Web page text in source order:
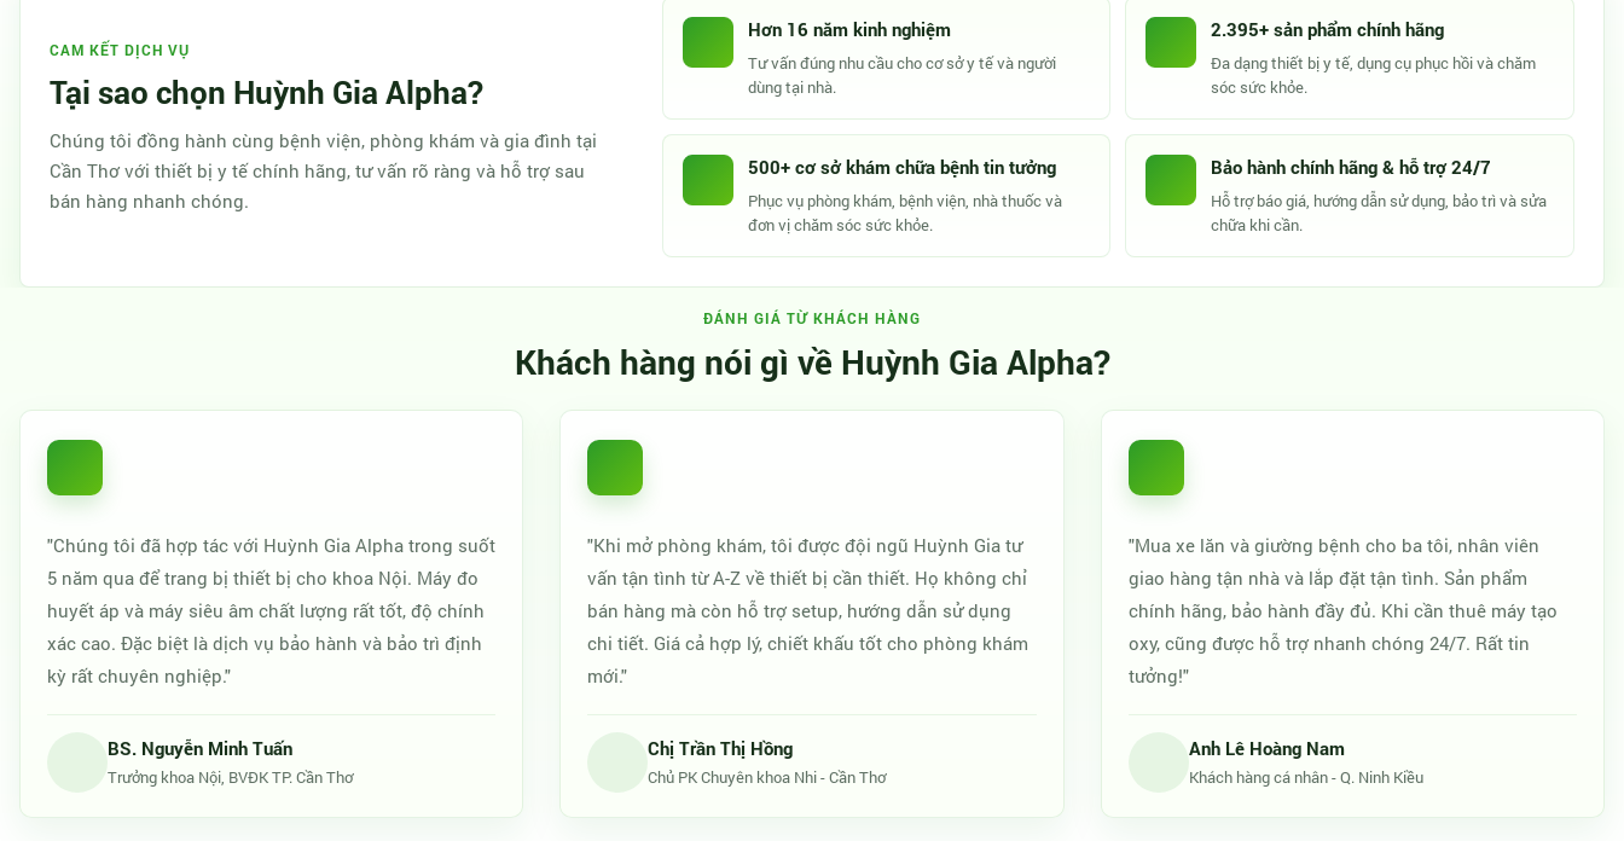
CAM KẾT DỊCH VỤ
Tại sao chọn Huỳnh Gia Alpha?
Chúng tôi đồng hành cùng bệnh viện, phòng khám và gia đình tại
Cần Thơ với thiết bị y tế chính hãng, tư vấn rõ ràng và hỗ trợ sau
bán hàng nhanh chóng.
Hơn 16 năm kinh nghiệm
Tư vấn đúng nhu cầu cho cơ sở y tế và người
dùng tại nhà.
2.395+ sản phẩm chính hãng
Đa dạng thiết bị y tế, dụng cụ phục hồi và chăm
sóc sức khỏe.
500+ cơ sở khám chữa bệnh tin tưởng
Phục vụ phòng khám, bệnh viện, nhà thuốc và
đơn vị chăm sóc sức khỏe.
Bảo hành chính hãng & hỗ trợ 24/7
Hỗ trợ báo giá, hướng dẫn sử dụng, bảo trì và sửa
chữa khi cần.
ĐÁNH GIÁ TỪ KHÁCH HÀNG
Khách hàng nói gì về Huỳnh Gia Alpha?
"Chúng tôi đã hợp tác với Huỳnh Gia Alpha trong suốt
5 năm qua để trang bị thiết bị cho khoa Nội. Máy đo
huyết áp và máy siêu âm chất lượng rất tốt, độ chính
xác cao. Đặc biệt là dịch vụ bảo hành và bảo trì định
kỳ rất chuyên nghiệp."
BS. Nguyễn Minh Tuấn
Trưởng khoa Nội, BVĐK TP. Cần Thơ
"Khi mở phòng khám, tôi được đội ngũ Huỳnh Gia tư
vấn tận tình từ A-Z về thiết bị cần thiết. Họ không chỉ
bán hàng mà còn hỗ trợ setup, hướng dẫn sử dụng
chi tiết. Giá cả hợp lý, chiết khấu tốt cho phòng khám
mới."
Chị Trần Thị Hồng
Chủ PK Chuyên khoa Nhi - Cần Thơ
"Mua xe lăn và giường bệnh cho ba tôi, nhân viên
giao hàng tận nhà và lắp đặt tận tình. Sản phẩm
chính hãng, bảo hành đầy đủ. Khi cần thuê máy tạo
oxy, cũng được hỗ trợ nhanh chóng 24/7. Rất tin
tưởng!"
Anh Lê Hoàng Nam
Khách hàng cá nhân - Q. Ninh Kiều